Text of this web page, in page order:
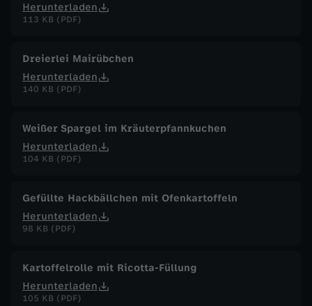
Herunterladen
113 KB (PDF)
Dreierlei Mairübchen
Herunterladen
140 KB (PDF)
Weißer Spargel im Kräuterpfannkuchen
Herunterladen
104 KB (PDF)
Gefüllte Hackbällchen mit Ofenkartoffeln
Herunterladen
98 KB (PDF)
Kartoffelrolle mit Ricotta-Füllung
Herunterladen
105 KB (PDF)